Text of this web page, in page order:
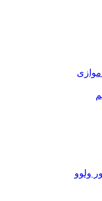
ولوو